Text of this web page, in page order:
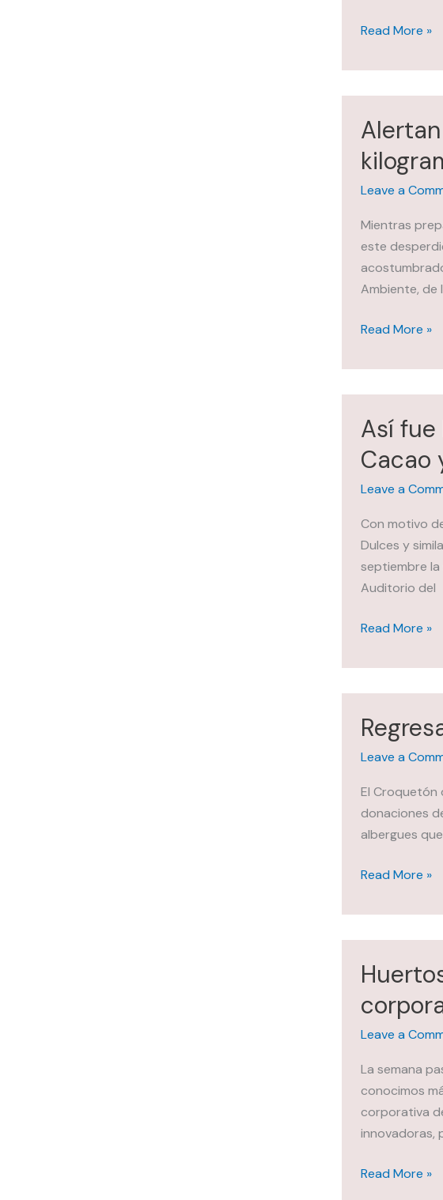
premios
Día
del
Café:
industria
para
México
Read More »
Leave a
Mientras
este
Ambiente, de
Alertan
el
desperdicio
anualmente
79
cápita
en
México
terminan
la
Read More »
Así
Cacao
Leave a
Con motivo
Dulces y
septiembre la
Auditorio del
Así
la
celebración
el
séptimo
Nacional
del
Cacao
el
Read More »
Leave a
El Croquetón
donaciones
albergues
Regresa
“Croquetón”
a
Frody
Read More »
Leave a
La semana
conocimos
corporativa
innovadoras,
Huertos
Read More »